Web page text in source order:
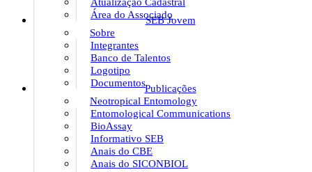
Atualização Cadastral
Área do Associado
SEB Jovem
Sobre
Integrantes
Banco de Talentos
Logotipo
DocumentosPublicações
Neotropical Entomology
Entomological Communications
BioAssay
Informativo SEB
Anais do CBE
Anais do SICONBIOL